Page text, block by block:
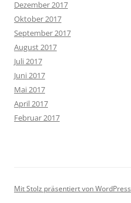
Dezember 2017
Oktober 2017
September 2017
August 2017
Juli 2017
Juni 2017
Mai 2017
April 2017
Februar 2017
Mit Stolz präsentiert von WordPress